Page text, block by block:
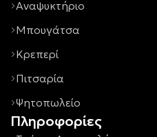
Αναψυκτήριο
Μπουγάτσα
Κρεπερί
Πιτσαρία
Ψητοπωλείο
Πληροφορίες